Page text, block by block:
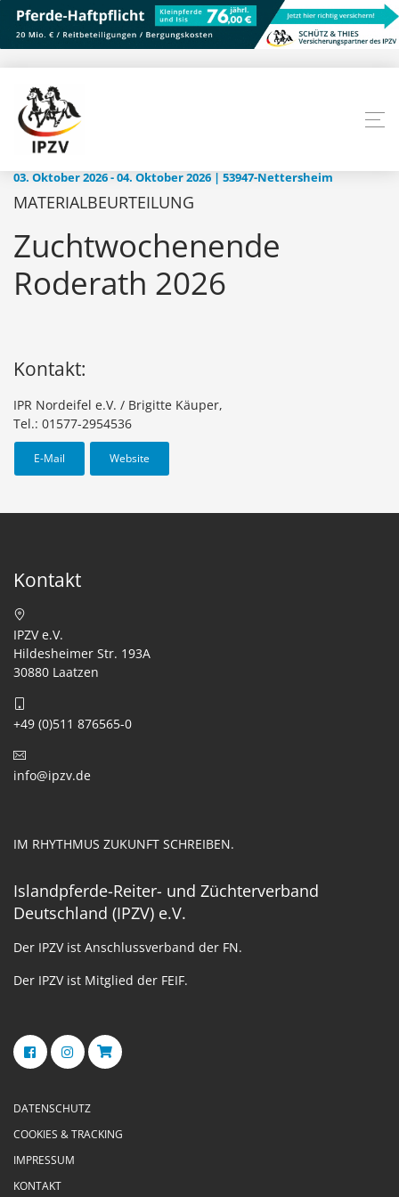
03. Oktober 2026 - 04. Oktober 2026 | 53947-Nettersheim
MATERIALBEURTEILUNG
Zuchtwochenende
Roderath 2026
Kontakt:
IPR Nordeifel e.V. / Brigitte Käuper,
Tel.: 01577-2954536
E-Mail Website
Kontakt
IPZV e.V.
Hildesheimer Str. 193A
30880 Laatzen
+49 (0)511 876565-0
info@ipzv.de
IM RHYTHMUS ZUKUNFT SCHREIBEN.
Islandpferde-Reiter- und Züchterverband
Deutschland (IPZV) e.V.
Der IPZV ist Anschlussverband der FN.
Der IPZV ist Mitglied der FEIF.
DATENSCHUTZ
COOKIES & TRACKING
IMPRESSUM
KONTAKT